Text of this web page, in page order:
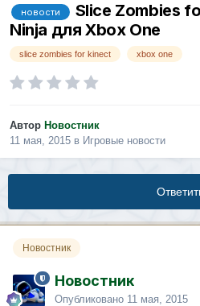
новости
Slice Zombies
Ninja для Xbox One
slice zombies for kinect xbox one
Автор Новостник
11 мая, 2015 в Игровые новости
Новостник
Новостник
Опубликовано 11 мая, 2015